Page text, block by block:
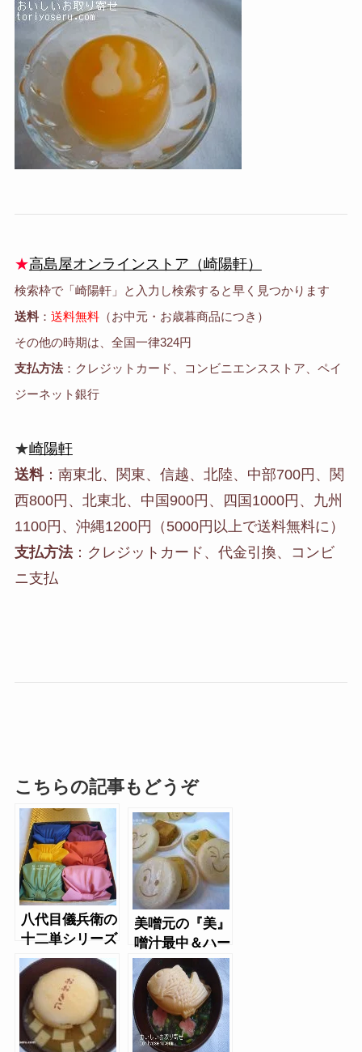
★高島屋オンラインストア（崎陽軒）
検索枠で「崎陽軒」と入力し検索すると早く見つかります
送料： 送料無料（お中元・お歳暮商品につき）
その他の時期は、全国一律324円
支払方法：クレジットカード、コンビニエンスストア、ペイ
ジーネット銀行
★崎陽軒
送料：南東北、関東、信越、北陸、中部700円、関
西800円、北東北、中国900円、四国1000円、九州
1100円、沖縄1200円（5000円以上で送料無料に）
支払方法：クレジットカード、代金引換、コンビ
ニ支払
こちらの記事もどうぞ
八代目儀兵衛の
十二単シリーズ
美噌元の『美』
噌汁最中＆ハー
ト型味噌汁マゴ
コロ